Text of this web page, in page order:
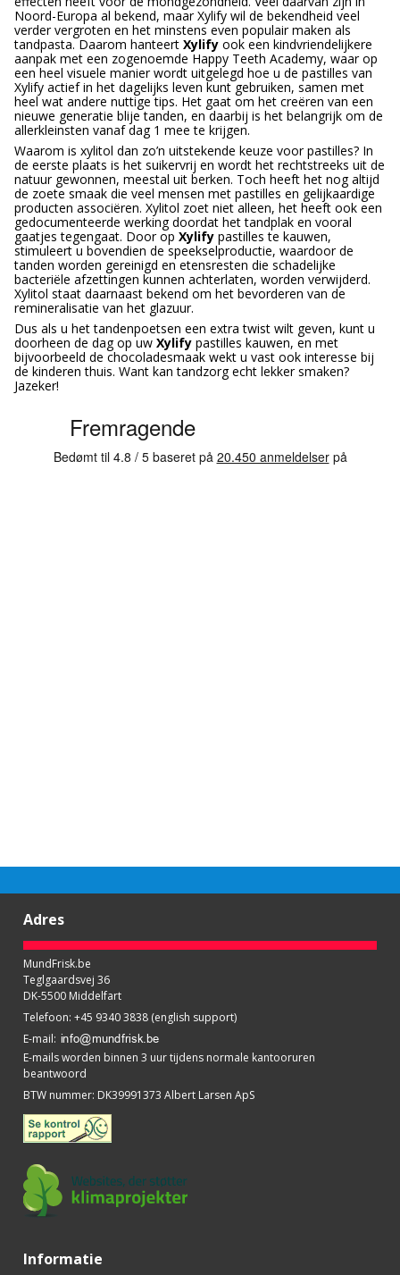
Noord-Europa al bekend, maar Xylify wil de bekendheid veel
verder vergroten en het minstens even populair maken als
tandpasta. Daarom hanteert Xylify ook een kindvriendelijkere
aanpak met een zogenoemde Happy Teeth Academy, waar op
een heel visuele manier wordt uitgelegd hoe u de pastilles van
Xylify actief in het dagelijks leven kunt gebruiken, samen met
heel wat andere nuttige tips. Het gaat om het creëren van een
nieuwe generatie blije tanden, en daarbij is het belangrijk om de
allerkleinsten vanaf dag 1 mee te krijgen.
Waarom is xylitol dan zo’n uitstekende keuze voor pastilles? In
de eerste plaats is het suikervrij en wordt het rechtstreeks uit de
natuur gewonnen, meestal uit berken. Toch heeft het nog altijd
de zoete smaak die veel mensen met pastilles en gelijkaardige
producten associëren. Xylitol zoet niet alleen, het heeft ook een
gedocumenteerde werking doordat het tandplak en vooral
gaatjes tegengaat. Door op Xylify pastilles te kauwen,
stimuleert u bovendien de speekselproductie, waardoor de
tanden worden gereinigd en etensresten die schadelijke
bacteriële afzettingen kunnen achterlaten, worden verwijderd.
Xylitol staat daarnaast bekend om het bevorderen van de
remineralisatie van het glazuur.
Dus als u het tandenpoetsen een extra twist wilt geven, kunt u
doorheen de dag op uw Xylify pastilles kauwen, en met
bijvoorbeeld de chocoladesmaak wekt u vast ook interesse bij
de kinderen thuis. Want kan tandzorg echt lekker smaken?
Jazeker!
Adres
MundFrisk.be
Teglgaardsvej 36
DK-5500 Middelfart
Telefoon: +45 9340 3838 (english support)
E-mail:
E-mails worden binnen 3 uur tijdens normale kantooruren
beantwoord
BTW nummer: DK39991373 Albert Larsen ApS
Informatie